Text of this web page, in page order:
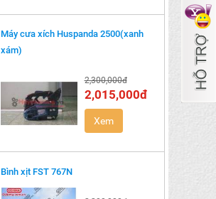
Máy cưa xích Huspanda 2500(xanh
xám)
2,300,000đ
2,015,000đ
Xem
Bình xịt FST 767N